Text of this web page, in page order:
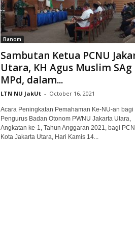
Banom
Sambutan Ketua PCNU
Utara, KH Agus Muslim SAg
MPd, dalam...
LTN NU JakUt - October 16, 2021
Acara Peningkatan Pemahaman Ke-NU-an bagi
Pengurus Badan Otonom PWNU Jakarta Utara,
Angkatan ke-1, Tahun Anggaran 2021, bagi
Kota Jakarta Utara, Hari Kamis 14...